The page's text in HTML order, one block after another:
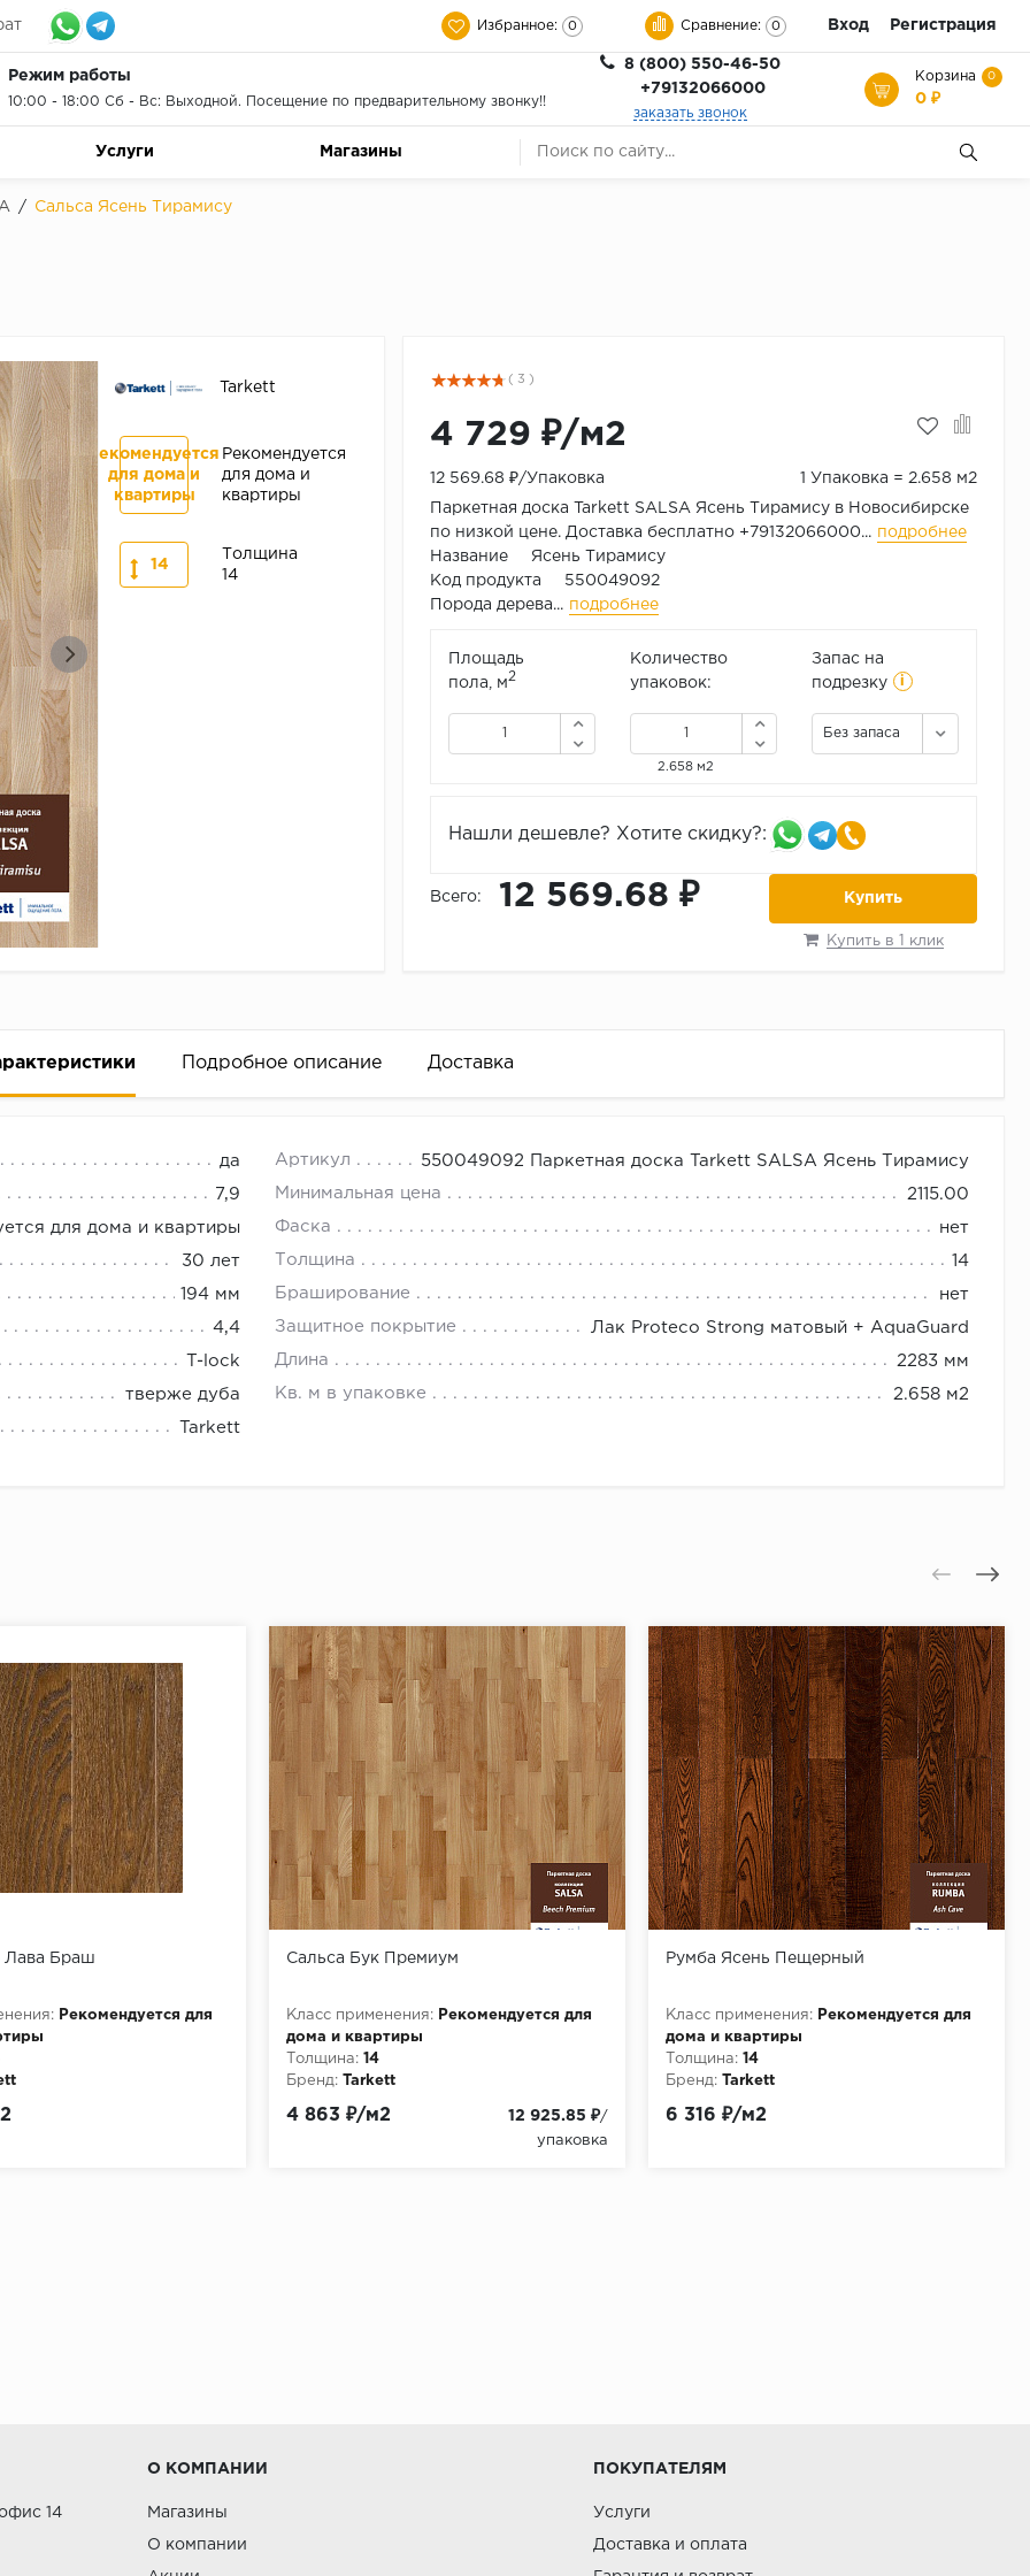
Избранное: 0 Сравнение: 0 Вход Регистрация
Режим работы
10:00 - 18:00 Сб - Вс: Выходной. Посещение по предварительному звонку!!
8 (800) 550-46-50
+79132066000
заказать звонок
Корзина 0
0 ₽
Услуги Магазины
/ Сальса Ясень Тирамису
Tarkett
Рекомендуется
для дома и
квартиры
Рекомендуется
для дома и
квартиры
14
Толщина
14
( 3 )
4 729 ₽/м2
12 569.68 ₽/Упаковка 1 Упаковка = 2.658 м2
Паркетная доска Tarkett SALSA Ясень Тирамису в Новосибирске
по низкой цене. Доставка бесплатно +79132066000... подробнее
Название Ясень Тирамису
Код продукта 550049092
Порода дерева... подробнее
Площадь
пола, м2
Количество
упаковок:
2.658 м2
Запас на
подрезку
i
Без запаса
Нашли дешевле? Хотите скидку?:
Всего: 12 569.68 ₽ Купить
Купить в 1 клик
Подробное описание Доставка
да Артикул 550049092 Паркетная доска Tarkett SALSA Ясень Тирамису
7,9 Минимальная цена 2115.00
для дома и квартиры Фаска нет
30 лет Толщина 14
194 мм Браширование нет
4,4 Защитное покрытие Лак Proteco Strong матовый + AquaGuard
T-lock Длина 2283 мм
тверже дуба Кв. м в упаковке 2.658 м2
Tarkett
или заказать в нашем интернет магазине
Лава Браш
Рекомендуется для
Сальса Бук Премиум
Класс применения:
Рекомендуется для
дома и квартиры
Толщина: 14
Бренд:
Tarkett
4 863 ₽/м2 12 925.85 ₽/
упаковка
Румба Ясень Пещерный
Класс применения:
Рекомендуется для
дома и квартиры
Толщина: 14
Бренд:
Tarkett
6 316 ₽/м2
14
О КОМПАНИИ
Магазины
О компании
ПОКУПАТЕЛЯМ
Услуги
Доставка и оплата